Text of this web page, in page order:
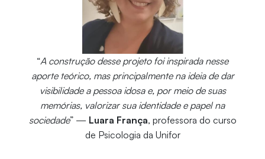
“A construção desse projeto foi inspirada nesse
aporte teórico, mas principalmente na ideia de dar
visibilidade a pessoa idosa e, por meio de suas
memórias, valorizar sua identidade e papel na
sociedade” — Luara França, professora do curso
de Psicologia da Unifor